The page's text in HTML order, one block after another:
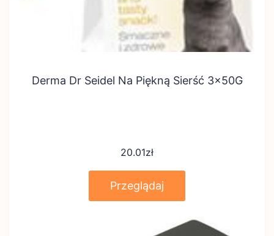
Derma Dr Seidel Na Piękną Sierść 3x50G
20.01zł
Przeglądaj